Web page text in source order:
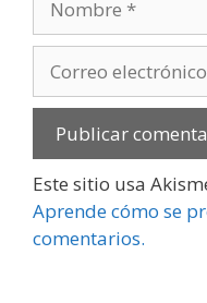
electrónico
Este sitio usa
Aprende cómo se
comentarios.